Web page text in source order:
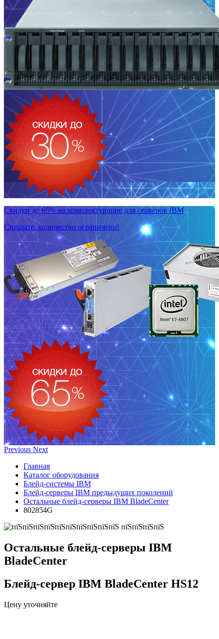
Скидки до 65% на комплектующие для серверов IBM
Спешите, количество ограничено!
Previous Next
Главная
Каталог оборудования
Блейд-системы IBM
Блейд-серверы IBM предыдущих поколений
Остальные блейд-серверы IBM BladeCenter
802854G
Остальные блейд-серверы IBM
BladeCenter
Блейд-сервер IBM BladeCenter HS12
Цену уточняйте